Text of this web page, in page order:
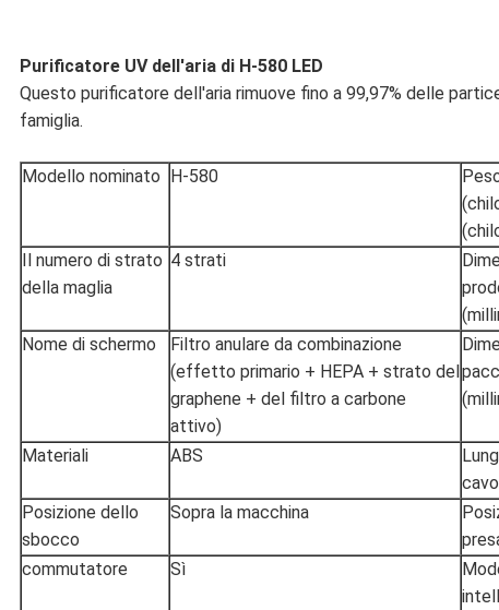
Purificatore UV dell'aria di H-580 LED
Questo purificatore dell'aria rimuove fino a 99,97% delle
famiglia.
Modello nominato H-580
Il numero di strato
della maglia
4 strati
Nome di schermo
Filtro anulare da combinazione
(effetto primario + HEPA + strato del
graphene + del filtro a carbone
attivo)
Materiali ABS
Posizione dello
sbocco
Sopra la macchina
commutatore Sì